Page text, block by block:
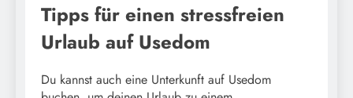
Tipps für einen stressfreien
Urlaub auf Usedom
Du kannst auch eine Unterkunft auf Usedom